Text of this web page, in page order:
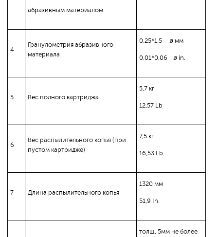
абразивным материалом
4
Гранулометрия абразивного
материала
0,25*1,5 ø мм
0,01*0,06 ø in.
5 Вес полного картриджа
5,7 кг
12,57 Lb
6
Вес распылительного копья (при
пустом картридже)
7,5 кг
16,53 Lb
7 Длина распылительного копья
1320 мм
51,9 In.
толщ. 5мм не более